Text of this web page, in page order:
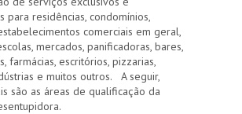
para residências, condomínios,
comerciais em geral,
mercados, panificadoras, bares,
farmácias, escritórios, pizzarias,
e muitos outros. A seguir,
são as áreas de qualificação da